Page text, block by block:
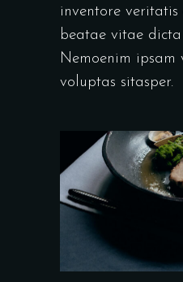
inventore
beatae vitae
Nemoenim
voluptas sitasper.